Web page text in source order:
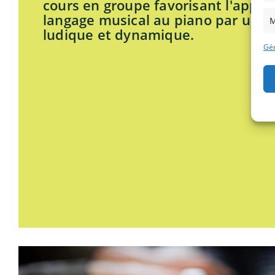
cours en groupe favorisant
langage musical au piano par une
ludique et dynamique.